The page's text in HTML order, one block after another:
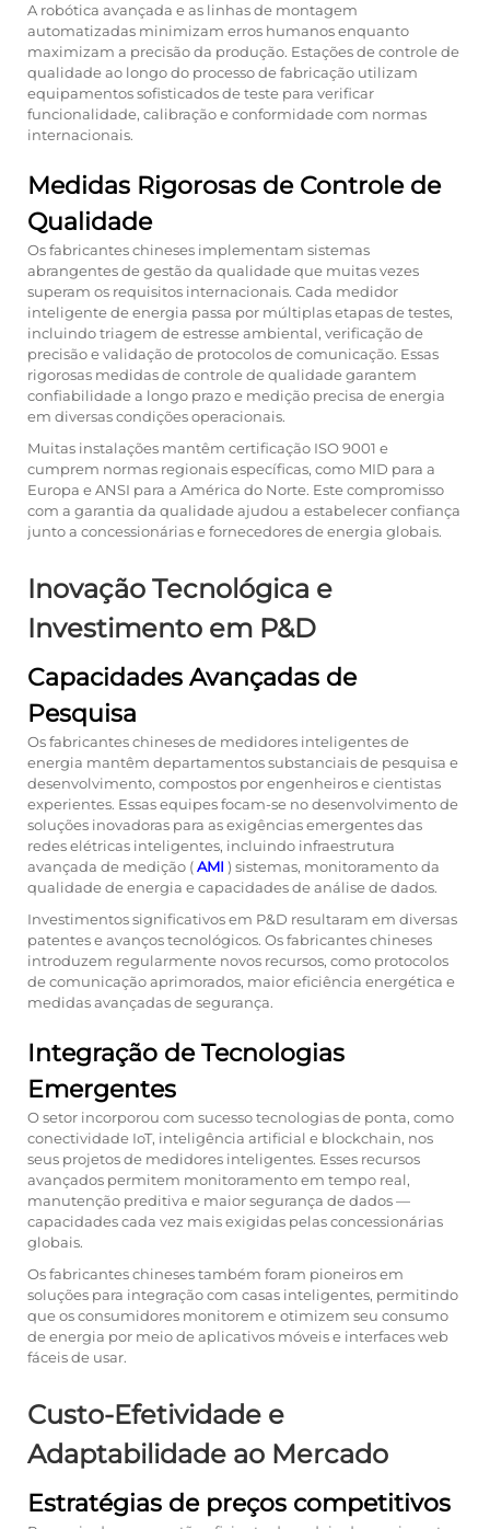
A robótica avançada e as linhas de montagem
automatizadas minimizam erros humanos enquanto
maximizam a precisão da produção. Estações de controle de
qualidade ao longo do processo de fabricação utilizam
equipamentos sofisticados de teste para verificar
funcionalidade, calibração e conformidade com normas
internacionais.
Medidas Rigorosas de Controle de
Qualidade
Os fabricantes chineses implementam sistemas
abrangentes de gestão da qualidade que muitas vezes
superam os requisitos internacionais. Cada medidor
inteligente de energia passa por múltiplas etapas de testes,
incluindo triagem de estresse ambiental, verificação de
precisão e validação de protocolos de comunicação. Essas
rigorosas medidas de controle de qualidade garantem
confiabilidade a longo prazo e medição precisa de energia
em diversas condições operacionais.
Muitas instalações mantêm certificação ISO 9001 e
cumprem normas regionais específicas, como MID para a
Europa e ANSI para a América do Norte. Este compromisso
com a garantia da qualidade ajudou a estabelecer confiança
junto a concessionárias e fornecedores de energia globais.
Inovação Tecnológica e
Investimento em P&D
Capacidades Avançadas de
Pesquisa
Os fabricantes chineses de medidores inteligentes de
energia mantêm departamentos substanciais de pesquisa e
desenvolvimento, compostos por engenheiros e cientistas
experientes. Essas equipes focam-se no desenvolvimento de
soluções inovadoras para as exigências emergentes das
redes elétricas inteligentes, incluindo infraestrutura
avançada de medição (AMI ) sistemas, monitoramento da
qualidade de energia e capacidades de análise de dados.
Investimentos significativos em P&D resultaram em diversas
patentes e avanços tecnológicos. Os fabricantes chineses
introduzem regularmente novos recursos, como protocolos
de comunicação aprimorados, maior eficiência energética e
medidas avançadas de segurança.
Integração de Tecnologias
Emergentes
O setor incorporou com sucesso tecnologias de ponta, como
conectividade IoT, inteligência artificial e blockchain, nos
seus projetos de medidores inteligentes. Esses recursos
avançados permitem monitoramento em tempo real,
manutenção preditiva e maior segurança de dados —
capacidades cada vez mais exigidas pelas concessionárias
globais.
Os fabricantes chineses também foram pioneiros em
soluções para integração com casas inteligentes, permitindo
que os consumidores monitorem e otimizem seu consumo
de energia por meio de aplicativos móveis e interfaces web
fáceis de usar.
Custo-Efetividade e
Adaptabilidade ao Mercado
Estratégias de preços competitivos